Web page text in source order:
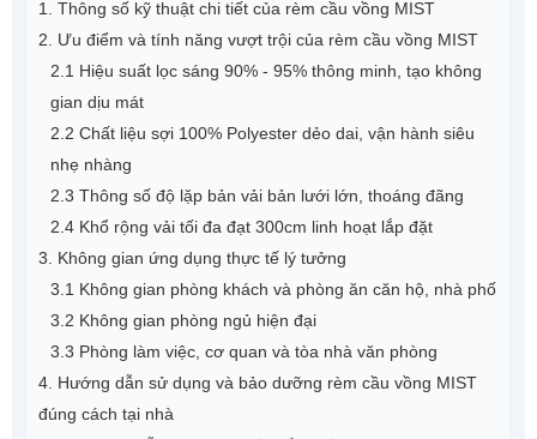
1. Thông số kỹ thuật chi tiết của rèm cầu vồng MIST
2. Ưu điểm và tính năng vượt trội của rèm cầu vồng MIST
2.1 Hiệu suất lọc sáng 90% - 95% thông minh, tạo không
gian dịu mát
2.2 Chất liệu sợi 100% Polyester dẻo dai, vận hành siêu
nhẹ nhàng
2.3 Thông số độ lặp bản vải bản lưới lớn, thoáng đãng
2.4 Khổ rộng vải tối đa đạt 300cm linh hoạt lắp đặt
3. Không gian ứng dụng thực tế lý tưởng
3.1 Không gian phòng khách và phòng ăn căn hộ, nhà phố
3.2 Không gian phòng ngủ hiện đại
3.3 Phòng làm việc, cơ quan và tòa nhà văn phòng
4. Hướng dẫn sử dụng và bảo dưỡng rèm cầu vồng MIST
đúng cách tại nhà